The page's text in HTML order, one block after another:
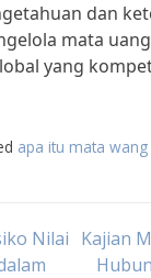
dan
mata
yang
apa itu mata wang
Nilai Kajian